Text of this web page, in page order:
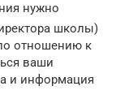
нужно
школы)
отношению к
ваши
и информация